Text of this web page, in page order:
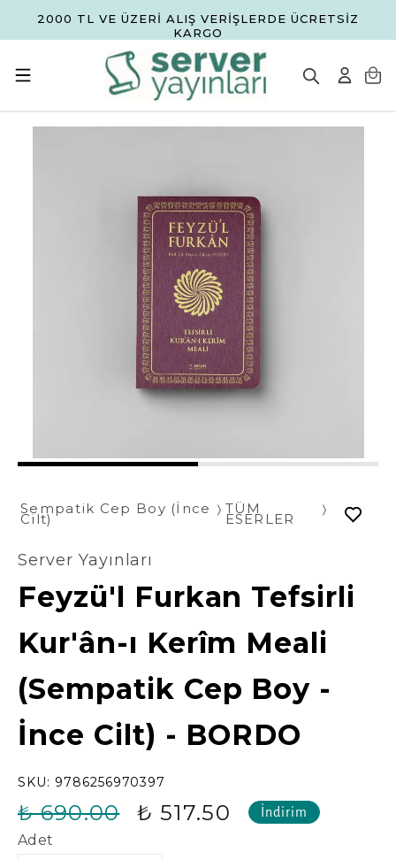
2000 TL VE ÜZERİ ALIŞ VERİŞLERDE ÜCRETSİZ
KARGO
1 2
Sempatik Cep Boy (İnce
Cilt)
TÜM
ESERLER
Server Yayınları
Feyzü'l Furkan Tefsirli
Kur'ân-ı Kerîm Meali
(Sempatik Cep Boy -
İnce Cilt) - BORDO
SKU: 9786256970397
₺ 690.00 ₺ 517.50 İndirim
Adet